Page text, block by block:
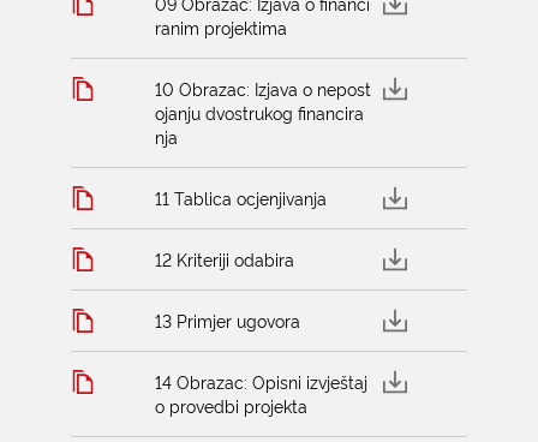
ranim projektima
10 Obrazac: Izjava o nepost
ojanju dvostrukog financira
nja
11 Tablica ocjenjivanja
12 Kriteriji odabira
13 Primjer ugovora
14 Obrazac: Opisni izvještaj
o provedbi projekta